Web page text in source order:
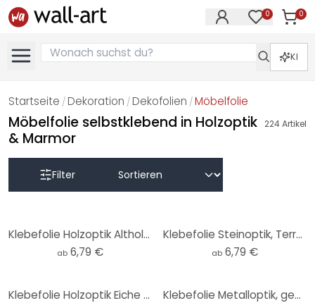
0 0
KI
Startseite / Dekoration / Dekofolien /Möbelfolie
Möbelfolie selbstklebend in Holzoptik
& Marmor
224Artikel
Filter
Klebefolie Holzoptik Altholz Eiche hell - Möbelfolie, Küchenrückwand, Badfolie, Fliesenaufkleber
ab 6,79 €
Klebefolie Steinoptik, Terrazzo hell - Möbelfolie, Küchenrückwand, Badfolie, Fliesenaufkleber
ab 6,79 €
Klebefolie Holzoptik Eiche dunkel - Möbelfolie, Küchenrückwand, Badfolie, Fliesenaufkleber Klebefolie Metalloptik, gebürstet Anthrazit - Möbelfolie, Küchenrückwand, Badfolie, Fliesenaufkleber